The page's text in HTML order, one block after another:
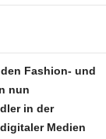
Fashion- und
nun
in der
Medien